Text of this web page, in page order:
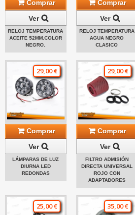
Comprar
Ver
RELOJ TEMPERATURA
ACEITE 52MM.COLOR
NEGRO.
Comprar
Ver
RELOJ TEMPERATURA
AGUA NEGRO
CLASICO
29,00 €
Comprar
Ver
LÁMPARAS DE LUZ
DIURNA LED
REDONDAS
29,00 €
Comprar
Ver
FILTRO ADMISIÓN
DIRECTA UNIVERSAL
ROJO CON
ADAPTADORES
25,00 € 35,00 €